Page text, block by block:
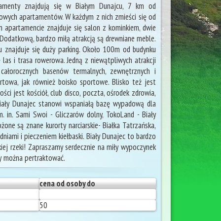
znajdują się w Białym Dunajcu, 7 km od
apartamentów. W każdym z nich zmieści się od
znajduje się salon z kominkiem, dwie
bardzo miłą atrakcją są drewniane meble.
się duży parking. Około 100m od budynku
i trasa rowerowa. Jedną z niewątpliwych atrakcji
basenów termalnych, zewnętrznych i
jak również boisko sportowe. Blisko też jest
jest kościół, club disco, poczta, ośrodek zdrowia,
Dunajec stanowi wspaniałą bazę wypadową dla
Sami Swoi - Gliczarów dolny, TokoLand - Biały
są znane kurorty narciarskie- Białka Tatrzańska,
i pieczeniem kiełbaski. Biały Dunajec to bardzo
rzeki! Zapraszamy serdecznie na miły wypoczynek
można pertraktować.
cena od osoby do
50